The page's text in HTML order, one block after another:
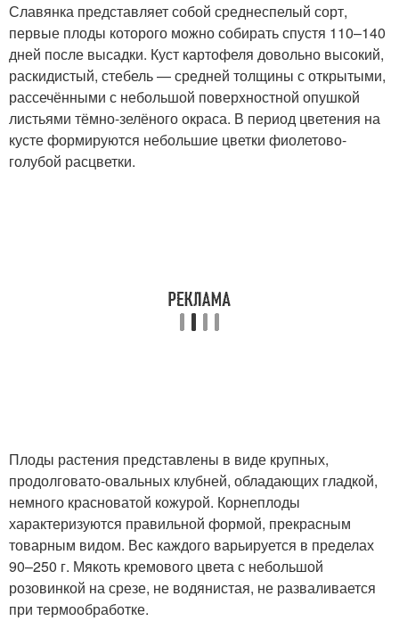
Славянка представляет собой среднеспелый сорт,
первые плоды которого можно собирать спустя 110–140
дней после высадки. Куст картофеля довольно высокий,
раскидистый, стебель — средней толщины с открытыми,
рассечёнными с небольшой поверхностной опушкой
листьями тёмно-зелёного окраса. В период цветения на
кусте формируются небольшие цветки фиолетово-
голубой расцветки.
Плоды растения представлены в виде крупных,
продолговато-овальных клубней, обладающих гладкой,
немного красноватой кожурой. Корнеплоды
характеризуются правильной формой, прекрасным
товарным видом. Вес каждого варьируется в пределах
90–250 г. Мякоть кремового цвета с небольшой
розовинкой на срезе, не водянистая, не разваливается
при термообработке.